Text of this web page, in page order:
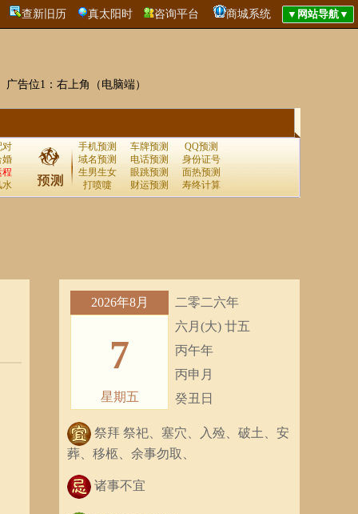
查新旧历 真太阳时 咨询平台 商城系统
广告位1：右上角（电脑端）
对
婚
程
水
手机预测 车牌预测
QQ预测
域名预测
电话预测
身份证号
生男生女
眼跳预测
面热预测
打喷嚏
财运预测 寿终计算
2026年8月
7
星期五
二零二六年
六月(大) 廿五
丙午年
丙申月
癸丑日
祭拜 祭祀、塞穴、入殓、破土、安
葬、移柩、余事勿取、
诸事不宜